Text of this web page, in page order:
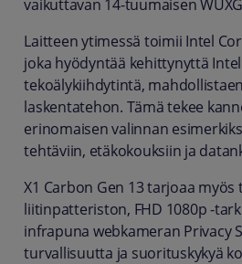
vaikuttavan 14-tuumaisen
Laitteen ytimessä toimii Intel
joka hyödyntää kehittynyttä Intel
tekoälykiihdytintä,
laskentatehon. Tämä tekee
erinomaisen valinnan
tehtäviin, etäkokouksiin ja
X1 Carbon Gen 13 tarjoaa myös
liitinpatteriston, FHD 1080p -
infrapuna webkameran Privacy
turvallisuutta ja suorituskykyä